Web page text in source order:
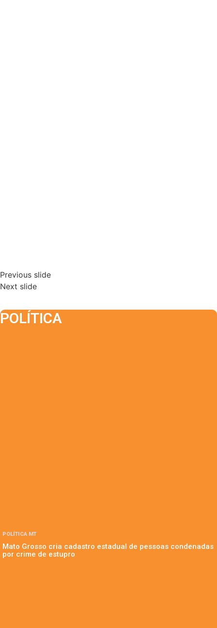
Previous slide
Next slide
POLÍTICA
POLÍTICA MT
Mato Grosso cria cadastro estadual de pessoas condenadas
por crime de estupro